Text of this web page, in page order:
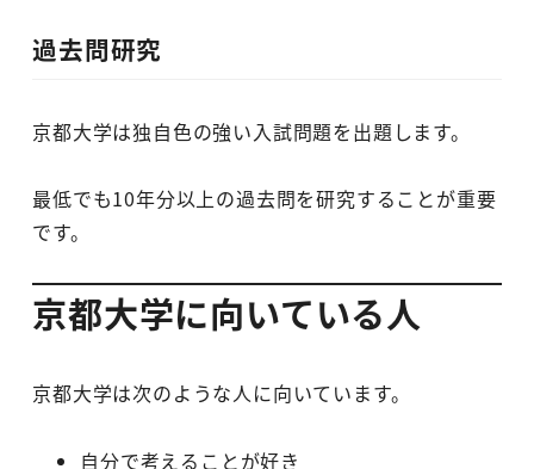
過去問研究
京都大学は独自色の強い入試問題を出題します。
最低でも10年分以上の過去問を研究することが重要
です。
京都大学に向いている人
京都大学は次のような人に向いています。
自分で考えることが好き